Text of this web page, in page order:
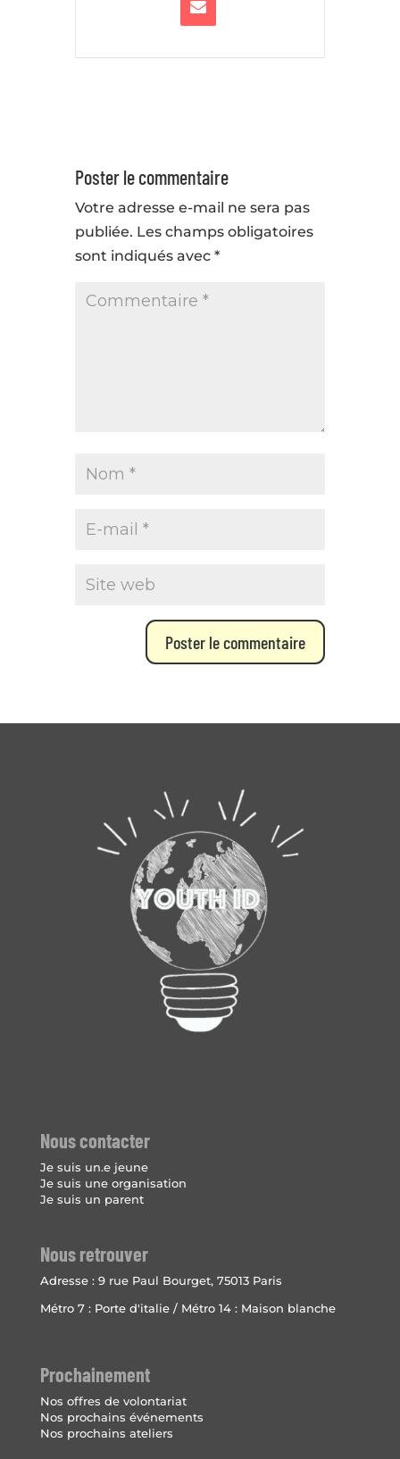
Poster le commentaire
Votre adresse e-mail ne sera pas
publiée. Les champs obligatoires
sont indiqués avec *
Nous contacter
Je suis un.e jeune
Je suis une organisation
Je suis un parent
Nous retrouver
Adresse : 9 rue Paul Bourget, 75013 Paris
Métro 7 : Porte d'italie / Métro 14 : Maison blanche
Prochainement
Nos offres de volontariat
Nos prochains événements
Nos prochains ateliers